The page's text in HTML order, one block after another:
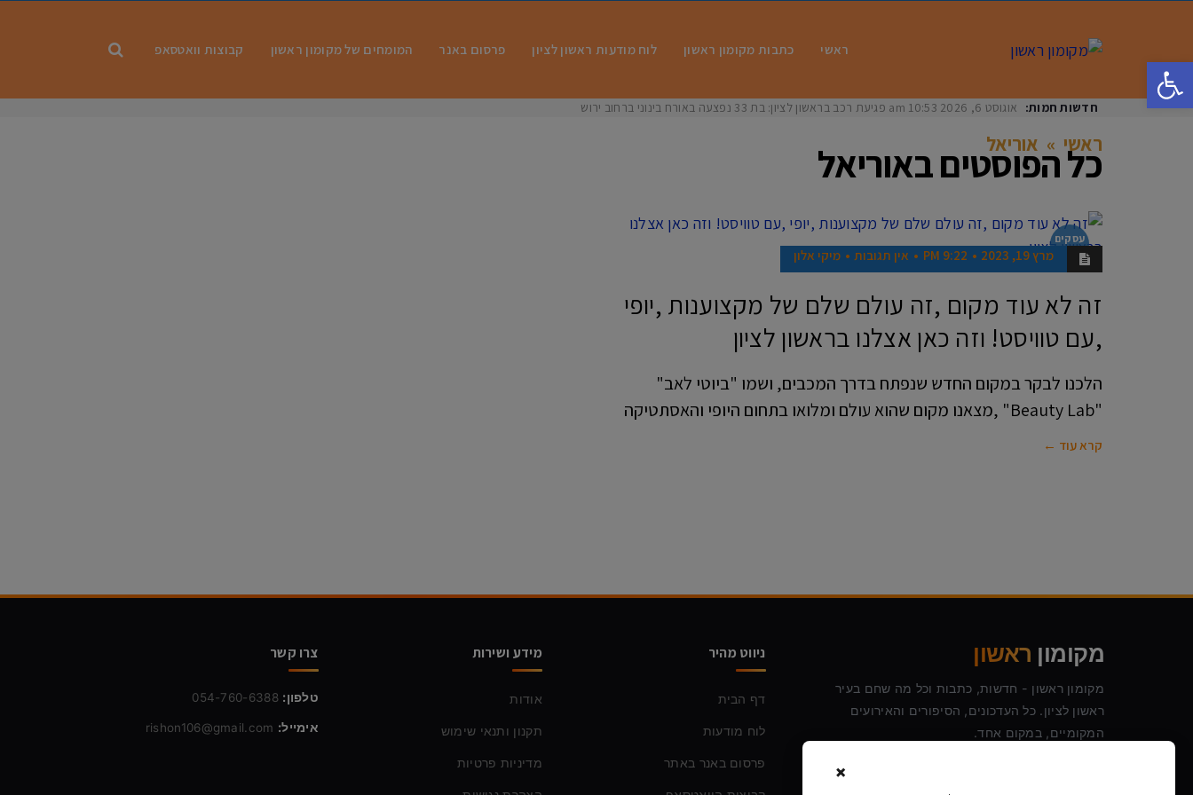
פתח סרגל נגישות
ראשי כתבות מקומון ראשון לוח מודעות ראשון לציון פרסום באנר המומחים של מקומון ראשון קבוצות וואטסאפ
חדשות חמות: אוגוסט 6, 2026 10:53 am פגיעת רכב בראשון לציון: בת 33 נפצעה באורח בינוני ברחוב ירושלים
ראשי » אוריאל
כל הפוסטים באוריאל
עסקים
בראשון מרץ 19, 2023 9:22 PM אין תגובות מיקי אלון
זה לא עוד מקום ,זה עולם שלם של מקצוענות ,יופי
,עם טוויסט! וזה כאן אצלנו בראשון לציון
הלכנו לבקר במקום החדש שנפתח בדרך המכבים, ושמו "ביוטי לאב"
"Beauty Lab" ,מצאנו מקום שהוא עולם ומלואו בתחום היופי והאסתטיקה
קרא עוד ←
מקומון ראשון
מקומון ראשון - חדשות, כתבות וכל מה שחם בעיר
ראשון לציון. כל העדכונים, הסיפורים והאירועים
המקומיים, במקום אחד.
ניווט מהיר
דף הבית
לוח מודעות
פרסום באנר באתר
מידע ושירות
אודות
תקנון ותנאי שימוש
מדיניות פרטיות
צרו קשר
טלפון: 054-760-6388
אימייל: rishon106@gmail.com
×